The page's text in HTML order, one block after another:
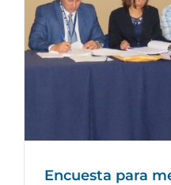
Encuesta para